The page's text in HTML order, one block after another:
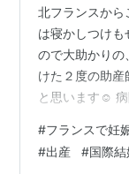
北フランスか
は寝かしつけも
ので大助かりの
けた２度の助
と思います☺️
面談（Entretien
私の場合は、妊
#フランスで妊
#出産 #国際結